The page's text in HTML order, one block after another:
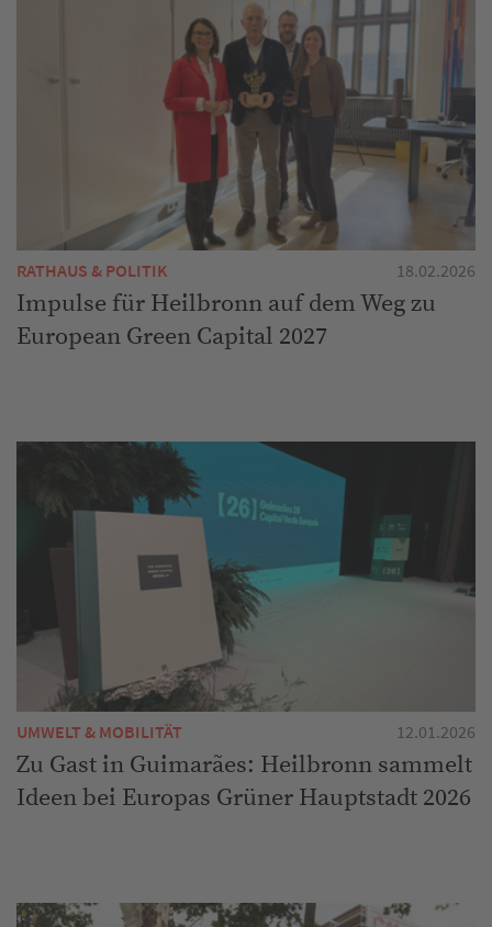
RATHAUS & POLITIK 18.02.2026
Impulse für Heilbronn auf dem Weg zu
European Green Capital 2027
UMWELT & MOBILITÄT 12.01.2026
Zu Gast in Guimarães: Heilbronn sammelt
Ideen bei Europas Grüner Hauptstadt 2026